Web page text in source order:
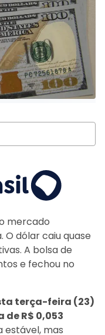
mercado
O dólar caiu quase
A bolsa de
e fechou no
terça-feira (23)
de R$ 0,053
estável, mas